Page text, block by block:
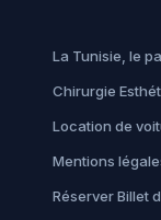
La Tunisie, le
Chirurgie
Location de
Mentions
Réserver Billet